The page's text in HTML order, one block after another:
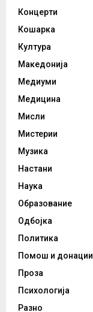
Концерти
Кошарка
Култура
Македонија
Медиуми
Медицина
Мисли
Мистерии
Музика
Настани
Наука
Образование
Одбојка
Политика
Помош и донации
Проза
Психологија
Разно